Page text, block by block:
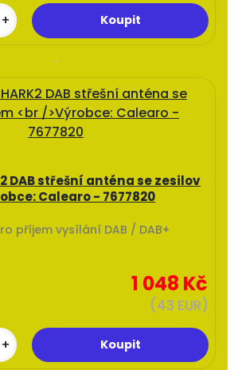
+
DAB střešní anténa se zesilov
Calearo - 7677820
příjem vysílání DAB / DAB+
1 048 Kč
(43 EUR)
+